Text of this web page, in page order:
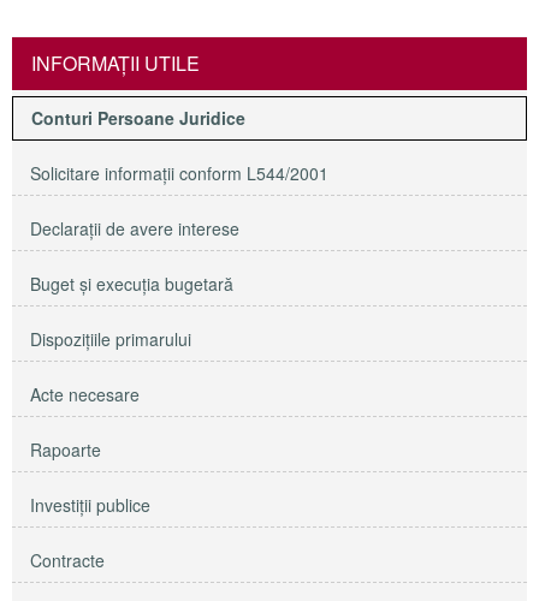
INFORMAŢII UTILE
Conturi Persoane Juridice
Solicitare informaţii conform L544/2001
Declaraţii de avere interese
Buget şi execuţia bugetară
Dispoziţiile primarului
Acte necesare
Rapoarte
Investiţii publice
Contracte